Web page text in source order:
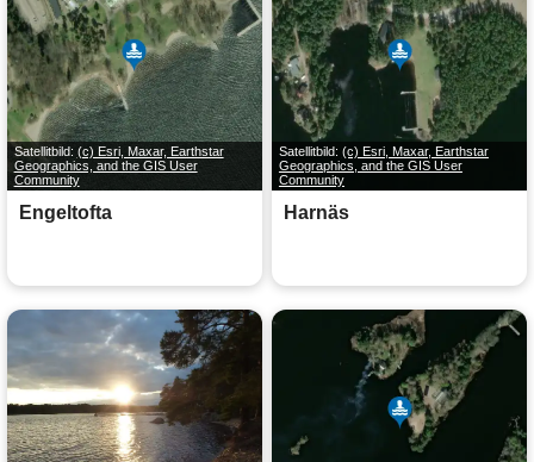
Satellitbild: (c) Esri, Maxar, Earthstar
Geographics, and the GIS User
Community
Engeltofta
Satellitbild: (c) Esri, Maxar, Earthstar
Geographics, and the GIS User
Community
Harnäs